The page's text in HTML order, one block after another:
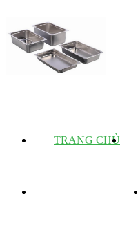
TRANG CHỦ
SẢN PHẨM